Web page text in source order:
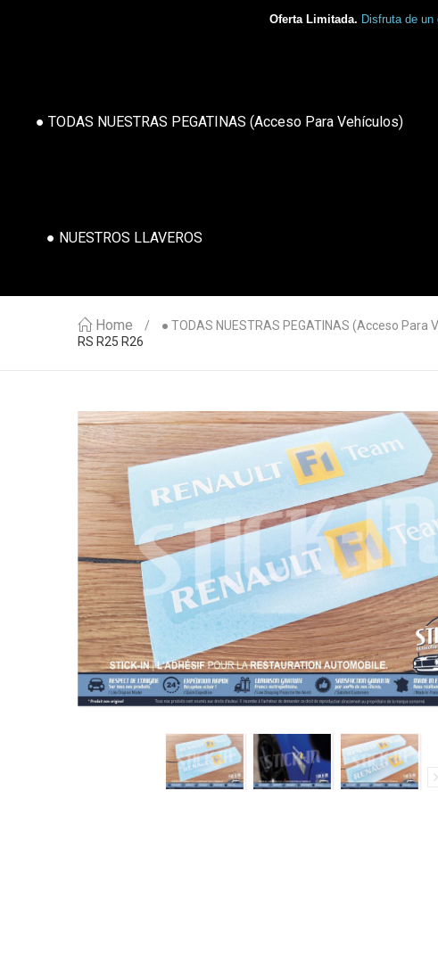
Oferta Limitada. Disfruta de un
● TODAS NUESTRAS PEGATINAS (acceso Para Vehículos)
● NUESTROS LLAVEROS
Home ● TODAS NUESTRAS PEGATINAS (acceso Para
RS R25 R26